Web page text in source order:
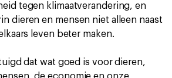
tegen klimaatverandering, en
dieren en mensen niet alleen naast
leven beter maken.
dat wat goed is voor dieren,